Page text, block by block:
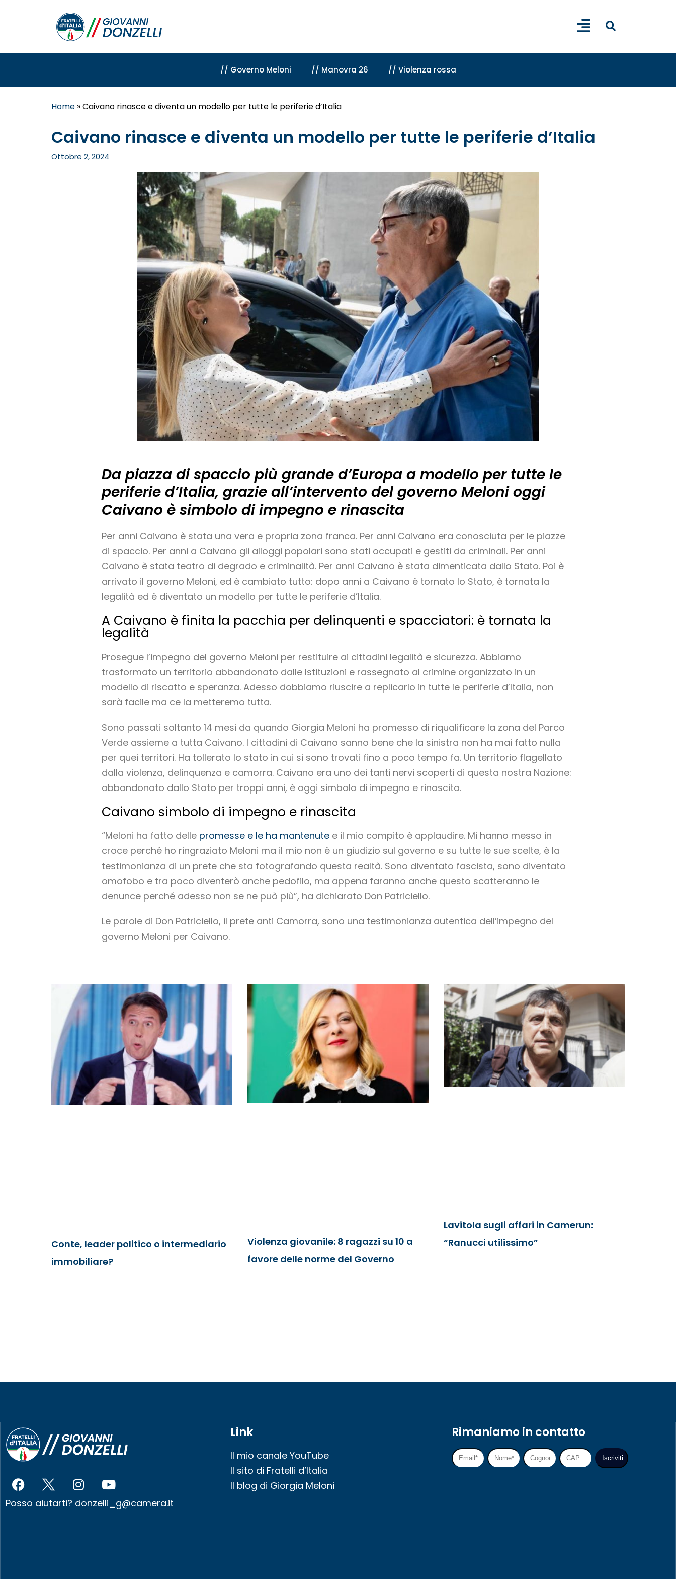
// Governo Meloni // Manovra 26 // Violenza rossa
Home »Caivano rinasce e diventa un modello per tutte le periferie d’Italia
Caivano rinasce e diventa un modello per tutte le periferie d’Italia
Ottobre 2, 2024
Da piazza di spaccio più grande d’Europa a modello per tutte le
periferie d’Italia, grazie all’intervento del governo Meloni oggi
Caivano è simbolo di impegno e rinascita
Per anni Caivano è stata una vera e propria zona franca. Per anni Caivano era conosciuta per le piazze
di spaccio. Per anni a Caivano gli alloggi popolari sono stati occupati e gestiti da criminali. Per anni
Caivano è stata teatro di degrado e criminalità. Per anni Caivano è stata dimenticata dallo Stato. Poi è
arrivato il governo Meloni, ed è cambiato tutto: dopo anni a Caivano è tornato lo Stato, è tornata la
legalità ed è diventato un modello per tutte le periferie d’Italia.
A Caivano è finita la pacchia per delinquenti e spacciatori: è tornata la
legalità
Prosegue l’impegno del governo Meloni per restituire ai cittadini legalità e sicurezza. Abbiamo
trasformato un territorio abbandonato dalle Istituzioni e rassegnato al crimine organizzato in un
modello di riscatto e speranza. Adesso dobbiamo riuscire a replicarlo in tutte le periferie d’Italia, non
sarà facile ma ce la metteremo tutta.
Sono passati soltanto 14 mesi da quando Giorgia Meloni ha promesso di riqualificare la zona del Parco
Verde assieme a tutta Caivano. I cittadini di Caivano sanno bene che la sinistra non ha mai fatto nulla
per quei territori. Ha tollerato lo stato in cui si sono trovati fino a poco tempo fa. Un territorio flagellato
dalla violenza, delinquenza e camorra. Caivano era uno dei tanti nervi scoperti di questa nostra Nazione:
abbandonato dallo Stato per troppi anni, è oggi simbolo di impegno e rinascita.
Caivano simbolo di impegno e rinascita
“Meloni ha fatto delle promesse e le ha mantenute e il mio compito è applaudire. Mi hanno messo in
croce perché ho ringraziato Meloni ma il mio non è un giudizio sul governo e su tutte le sue scelte, è la
testimonianza di un prete che sta fotografando questa realtà. Sono diventato fascista, sono diventato
omofobo e tra poco diventerò anche pedofilo, ma appena faranno anche questo scatteranno le
denunce perché adesso non se ne può più”, ha dichiarato Don Patriciello.
Le parole di Don Patriciello, il prete anti Camorra, sono una testimonianza autentica dell’impegno del
governo Meloni per Caivano.
Conte, leader politico o intermediario
immobiliare?
Violenza giovanile: 8 ragazzi su 10 a
favore delle norme del Governo
Lavitola sugli affari in Camerun:
“Ranucci utilissimo”
Posso aiutarti? donzelli_g@camera.it
Link
Il mio canale YouTube
Il sito di Fratelli d’Italia
Il blog di Giorgia Meloni
Rimaniamo in contatto